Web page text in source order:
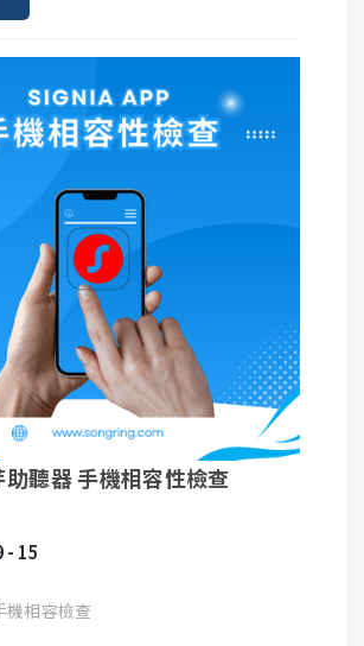
15
聽器 手機相容性檢查
機相容檢查